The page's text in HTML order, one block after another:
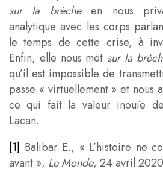
sur la brècheen nous
analytique avec les corps
le temps de cette crise, à
Enfin, elle nous met sur la
qu’il est impossible de
passe « virtuellement » et nous
ce qui fait la valeur inouïe
Lacan.
[1] Balibar E., « L’histoire ne
avant », Le Monde, 24 avril